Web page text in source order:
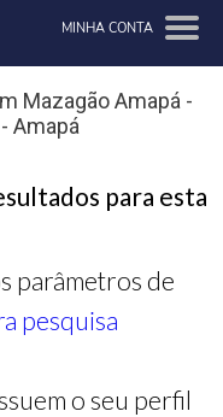
MINHA CONTA
Mazagão Amapá -
Amapá
para esta
parâmetros de
pesquisa
o seu perfil